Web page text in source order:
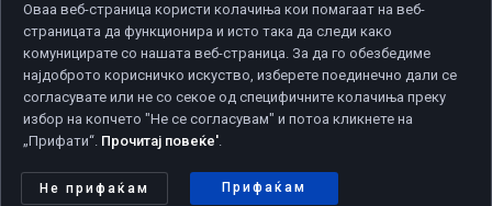
Copyright © 2026 Developed by
Политика за приватност | Политика за колачиња
Оваа веб-страница користи колачиња кои помагаат на веб-
страницата да функционира и исто така да следи како
комуницирате со нашата веб-страница. За да го обезбедиме
најдоброто корисничко искуство, изберете поединечно дали се
согласувате или не со секое од специфичните колачиња преку
избор на копчето "Не се согласувам" и потоа кликнете на
„Прифати“. Прочитај повеќе'.
Не прифаќам Прифаќам